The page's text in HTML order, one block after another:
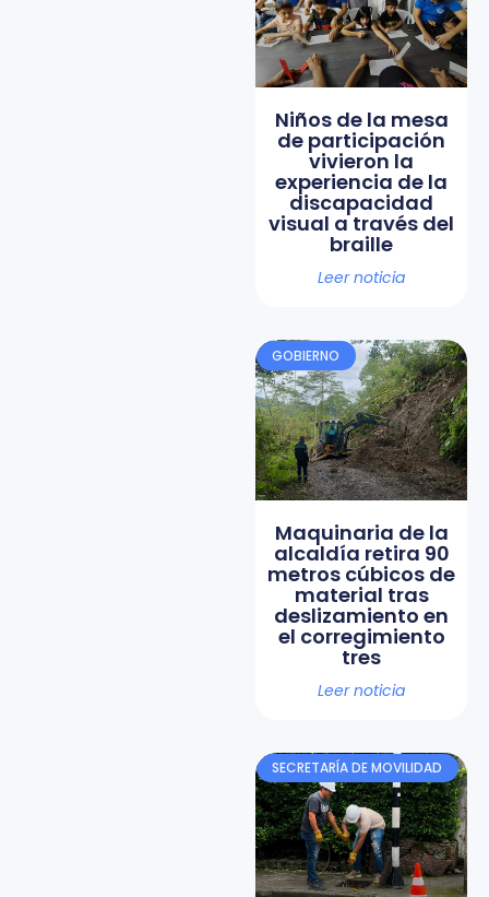
Niños de la mesa
de participación
vivieron la
experiencia de la
discapacidad
visual a través del
braille
Leer noticia
GOBIERNO
Maquinaria de la
alcaldía retira 90
metros cúbicos de
material tras
deslizamiento en
el corregimiento
tres
Leer noticia
SECRETARÍA DE MOVILIDAD